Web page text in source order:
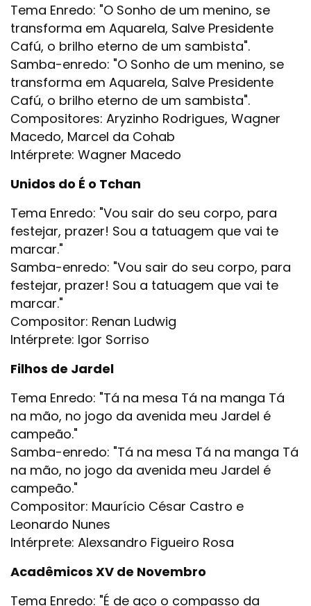
Tema Enredo: "O Sonho de um menino, se
transforma em Aquarela, Salve Presidente
Cafú, o brilho eterno de um sambista".
Samba-enredo: "O Sonho de um menino, se
transforma em Aquarela, Salve Presidente
Cafú, o brilho eterno de um sambista".
Compositores: Aryzinho Rodrigues, Wagner
Macedo, Marcel da Cohab
Intérprete: Wagner Macedo
Unidos do É o Tchan
Tema Enredo: "Vou sair do seu corpo, para
festejar, prazer! Sou a tatuagem que vai te
marcar."
Samba-enredo: "Vou sair do seu corpo, para
festejar, prazer! Sou a tatuagem que vai te
marcar."
Compositor: Renan Ludwig
Intérprete: Igor Sorriso
Filhos de Jardel
Tema Enredo: "Tá na mesa Tá na manga Tá
na mão, no jogo da avenida meu Jardel é
campeão."
Samba-enredo: "Tá na mesa Tá na manga Tá
na mão, no jogo da avenida meu Jardel é
campeão."
Compositor: Maurício César Castro e
Leonardo Nunes
Intérprete: Alexsandro Figueiro Rosa
Acadêmicos XV de Novembro
Tema Enredo: "É de aço o compasso da